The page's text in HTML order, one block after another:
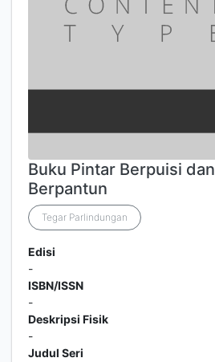
Buku Pintar Berpuisi dan
Berpantun
Tegar Parlindungan
Edisi
-
ISBN/ISSN
-
Deskripsi Fisik
-
Judul Seri